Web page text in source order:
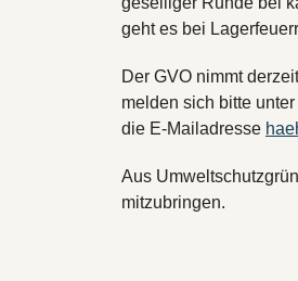
geht es bei
Der GVO nimmt
melden sich bitte
die E-Mailadresse
Aus
mitzubringen.